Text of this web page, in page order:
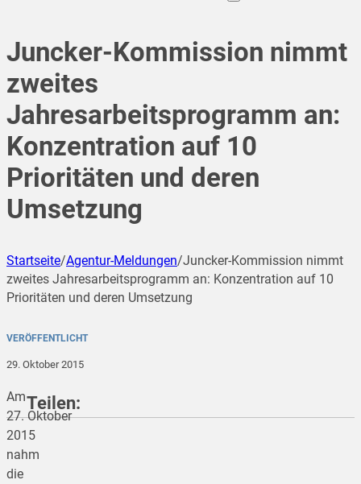
Juncker-Kommission nimmt
zweites
Jahresarbeitsprogramm an:
Konzentration auf 10
Prioritäten und deren
Umsetzung
Startseite/Agentur-Meldungen/Juncker-Kommission nimmt
zweites Jahresarbeitsprogramm an: Konzentration auf 10
Prioritäten und deren Umsetzung
VERÖFFENTLICHT
29. Oktober 2015
Am
27. Oktober
2015
nahm
die
Teilen: